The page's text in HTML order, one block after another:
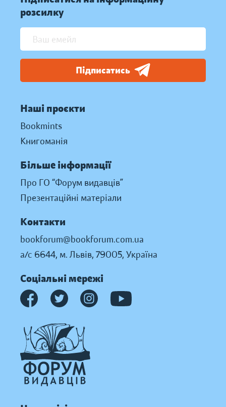
розсилку
Підписатись
Наші проєкти
Bookmints
Книгоманія
Більше інформації
Про ГО “Форум видавців”
Презентаційні матеріали
Контакти
bookforum@bookforum.com.ua
а/с 6644, м. Львів, 79005, Україна
Соціальні мережі